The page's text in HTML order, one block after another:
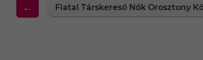
← Fiatal Társkereső Nők Orosztony